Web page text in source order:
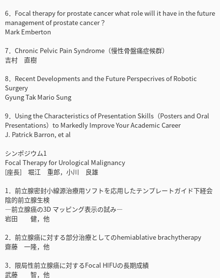
6．Focal therapy for prostate cancer what role will it have in the future
management of prostate cancer？
Mark Emberton
7．Chronic Pelvic Pain Syndrome（慢性骨盤痛症候群）
吉村 直樹
8．Recent Developments and the Future Perspecrives of Robotic
Surgery
Gyung Tak Mario Sung
9．Using the Characteristics of Presentation Skills（Posters and Oral
Presentations）to Markedly Improve Your Academic Career
J. Patrick Barron, et al
シンポジウム1
Focal Therapy for Urological Malignancy
[座長] 堀江 重郎，小川 良雄
1．前立腺密封小線源治療用ソフトを応用したテンプレートガイド下経会
陰的前立腺生検
―前立腺癌の3D マッピング表示の試み―
岩田 健，他
2．前立腺癌に対する部分治療としてのhemiablative brachytherapy
齋藤 一隆，他
3．限局性前立腺癌に対するFocal HIFUの長期成績
武藤 智，他